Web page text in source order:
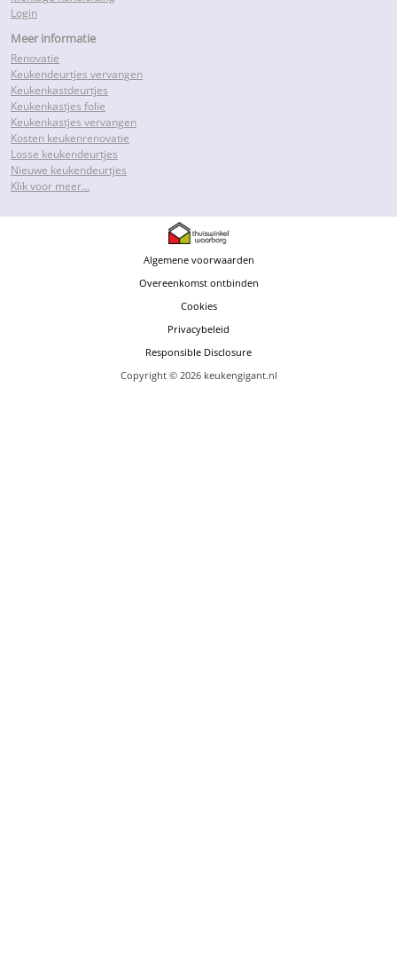
Login
Meer informatie
Renovatie
Keukendeurtjes vervangen
Keukenkastdeurtjes
Keukenkastjes folie
Keukenkastjes vervangen
Kosten keukenrenovatie
Losse keukendeurtjes
Nieuwe keukendeurtjes
Klik voor meer…
Algemene voorwaarden
Overeenkomst ontbinden
Cookies
Privacybeleid
Responsible Disclosure
Copyright © 2026 keukengigant.nl